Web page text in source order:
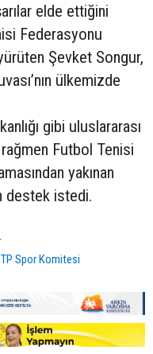
elde ettiğini
Federasyonu
Şevket Songur,
ülkemizde
gibi uluslararası
Futbol Tenisi
yakınan
destek istedi.
Spor Komitesi